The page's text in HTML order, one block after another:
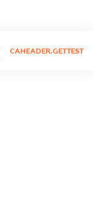
CAHEADER.GETTEST